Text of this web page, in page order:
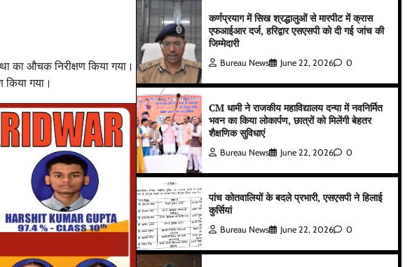
का औचक निरीक्षण किया गया।
किया गया।
कर्णप्रयाग में सिख श्रद्धालुओं से मारपीट में क्रास
एफआईआर दर्ज, हरिद्वार एसएसपी को दी गई जांच की
जिम्मेदारी
Bureau News June 22, 2026 0
CM धामी ने राजकीय महाविद्यालय दन्या में नवनिर्मित
भवन का किया लोकार्पण, छात्रों को मिलेंगी बेहतर
शैक्षणिक सुविधाएं
Bureau News June 22, 2026 0
पांच कोतवालियों के बदले प्रभारी, एसएसपी ने हिलाई
कुर्सियां
Bureau News June 22, 2026 0